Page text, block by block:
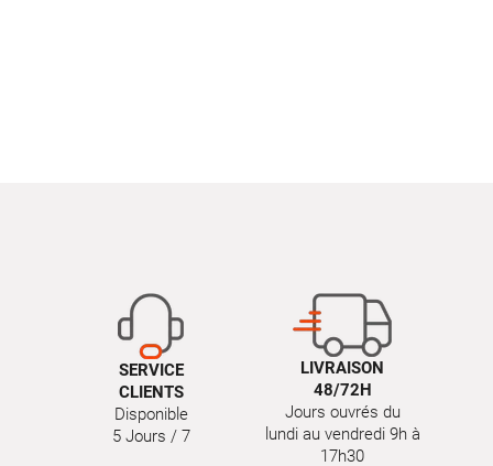
SERVICE
CLIENTS
Disponible
5 Jours / 7
LIVRAISON
48/72H
Jours ouvrés du
lundi au vendredi 9h à
17h30